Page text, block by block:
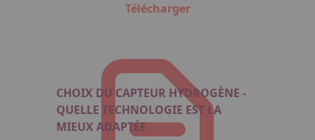
Télécharger
CHOIX DU CAPTEUR HYDROGÈNE -
QUELLE TECHNOLOGIE EST LA
MIEUX ADAPTÉE